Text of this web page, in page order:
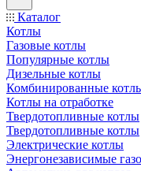
Каталог
Котлы
Газовые котлы
Популярные котлы
Дизельные котлы
Комбинированные
Котлы на отработке
Твердотопливные котлы
Твердотопливные котлы
Электрические котлы
Энергонезависимые